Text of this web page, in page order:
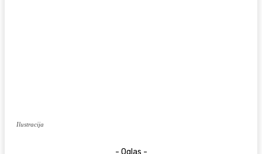
Ilustracija
- Oglas -